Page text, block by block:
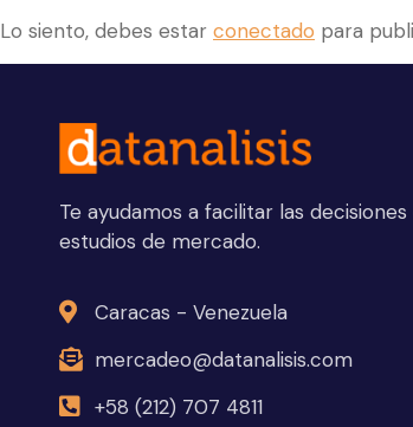
Lo siento, debes estar conectado para
Te ayudamos a facilitar las
estudios de mercado.
Caracas - Venezuela
mercadeo@datanalisis.com
+58 (212) 707 4811